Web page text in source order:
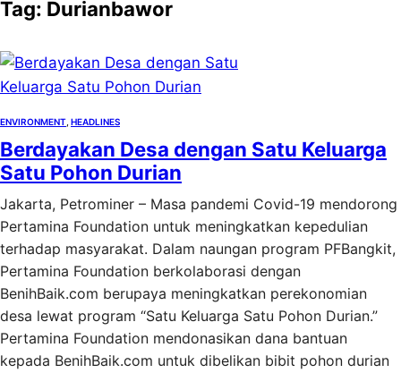
Tag: Durianbawor
ENVIRONMENT HEADLINES
Berdayakan Desa dengan Satu Keluarga
Satu Pohon Durian
Jakarta, Petrominer – Masa pandemi Covid-19 mendorong
Pertamina Foundation untuk meningkatkan kepedulian
terhadap masyarakat. Dalam naungan program PFBangkit,
Pertamina Foundation berkolaborasi dengan
BenihBaik.com berupaya meningkatkan perekonomian
desa lewat program “Satu Keluarga Satu Pohon Durian.”
Pertamina Foundation mendonasikan dana bantuan
kepada BenihBaik.com untuk dibelikan bibit pohon durian